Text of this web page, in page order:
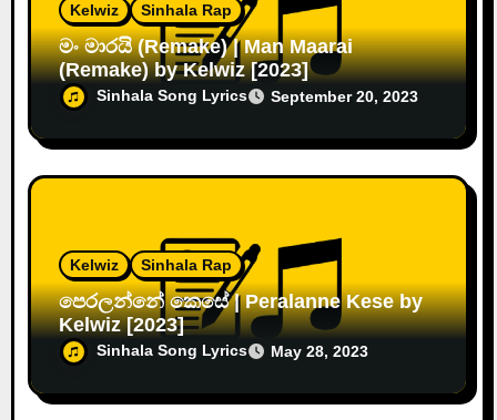
Kelwiz Sinhala Rap
මං මාරයි (Remake) | Man Maarai
(Remake) by Kelwiz [2023]
Sinhala Song Lyrics September 20, 2023
Kelwiz Sinhala Rap
පෙරලන්නේ කෙසේ | Peralanne Kese by
Kelwiz [2023]
Sinhala Song Lyrics May 28, 2023